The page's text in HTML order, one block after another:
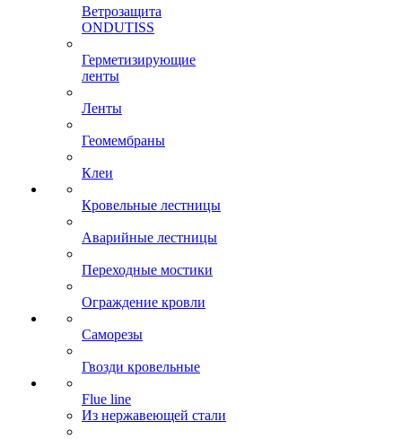
Ветрозащита
ONDUTISS
Герметизирующие
ленты
Ленты
Геомембраны
Клеи
Кровельные лестницы
Аварийные лестницы
Переходные мостики
Ограждение кровли
Саморезы
Гвозди кровельные
Flue line
Из нержавеющей стали